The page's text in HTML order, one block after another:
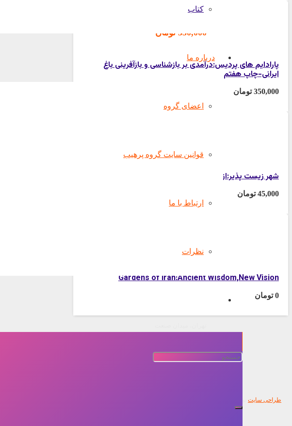
کتاب
درباره ما
اعضای گروه
قوانین سایت گروه پرهیب
ارتباط با ما
نظرات
350,000 تومان
پارادایم های پردیس:درآمدی بر بازشناسی و بازآفرینی باغ
ایرانی-چاپ هفتم
350,000 تومان
شهر زیست پذیر:از مبانی تا معانی
45,000 تومان
0
Gardens of Iran:Ancient Wisdom,New Vision
0 تومان
Sanat square , Tehran
طراحی سایت